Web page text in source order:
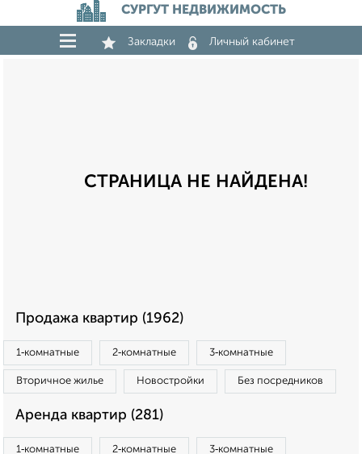
СУРГУТ НЕДВИЖИМОСТЬ
Закладки Личный кабинет
СТРАНИЦА НЕ НАЙДЕНА!
Продажа квартир (1962)
1‑комнатные 2‑комнатные 3‑комнатные
Вторичное жилье Новостройки Без посредников
Аренда квартир (281)
1‑комнатные 2‑комнатные 3‑комнатные